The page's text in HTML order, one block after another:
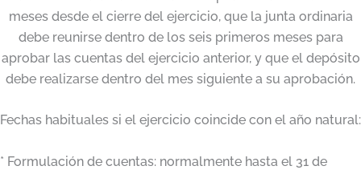
meses desde el cierre del ejercicio, que la junta ordinaria
debe reunirse dentro de los seis primeros meses para
aprobar las cuentas del ejercicio anterior, y que el depósito
debe realizarse dentro del mes siguiente a su aprobación.
Fechas habituales si el ejercicio coincide con el año natural:
* Formulación de cuentas: normalmente hasta el 31 de